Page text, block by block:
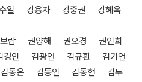
일 강용자 강중권 강혜옥
람 권양해 권오경 권인희
경인 김광연 김규환 김기언
동은 김동인 김동현 김두